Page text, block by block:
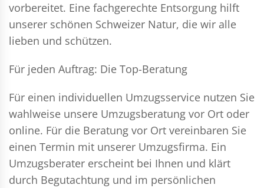
vorbereitet. Eine fachgerechte Entsorgung hilft
unserer schönen Schweizer Natur, die wir alle
lieben und schützen.
Für jeden Auftrag: Die Top-Beratung
Für einen individuellen Umzugsservice nutzen Sie
wahlweise unsere Umzugsberatung vor Ort oder
online. Für die Beratung vor Ort vereinbaren Sie
einen Termin mit unserer Umzugsfirma. Ein
Umzugsberater erscheint bei Ihnen und klärt
durch Begutachtung und im persönlichen